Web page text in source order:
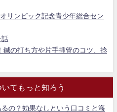
リンピック記念青少年総合セン
話
の打ち方や片手挿管のコツ、捻
てもっと知ろう
の？効果なしという口コミと海